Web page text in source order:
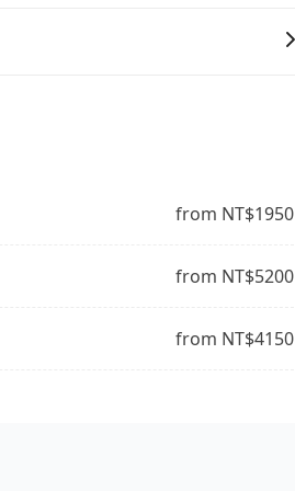
民請教，了解更多的深度資訊和內
from NT$1950
from NT$5200
from NT$4150